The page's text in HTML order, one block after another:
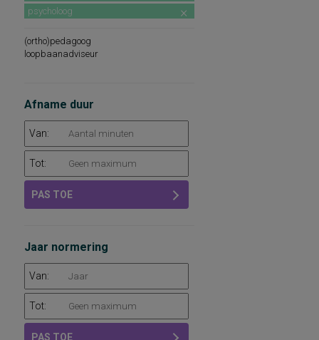
psycholoog
(ortho)pedagoog
loopbaanadviseur
Afname duur
Van:
Tot:
PAS TOE
Jaar normering
Van:
Tot:
PAS TOE